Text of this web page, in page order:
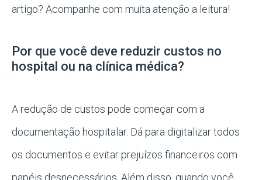
artigo? Acompanhe com muita atenção a leitura!
Por que você deve reduzir custos no
hospital ou na clínica médica?
A redução de custos pode começar com a
documentação hospitalar. Dá para digitalizar todos
os documentos e evitar prejuízos financeiros com
papéis desnecessários. Além disso, quando você